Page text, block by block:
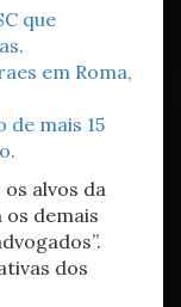
que
em Roma,
de mais 15
alvos da
demais
dos